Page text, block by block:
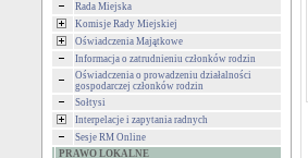
Rada Miejska
Komisje Rady Miejskiej
Oświadczenia Majątkowe
Informacja o zatrudnieniu członków rodzin
Oświadczenia o prowadzeniu działalności
gospodarczej członków rodzin
Sołtysi
Interpelacje i zapytania radnych
Sesje RM Online
PRAWO LOKALNE